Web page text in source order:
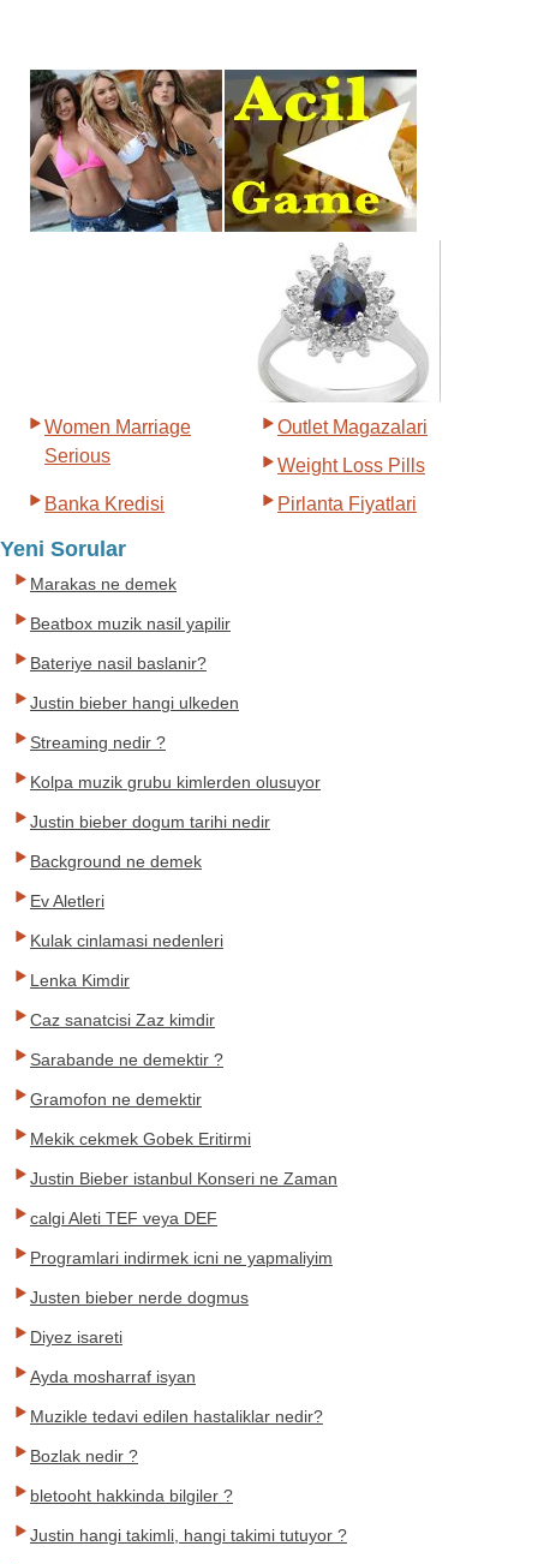
Women Marriage
Serious
Outlet Magazalari
Weight Loss Pills
Banka Kredisi
Pirlanta Fiyatlari
Yeni Sorular
Marakas ne demek
Beatbox muzik nasil yapilir
Bateriye nasil baslanir?
Justin bieber hangi ulkeden
Streaming nedir ?
Kolpa muzik grubu kimlerden olusuyor
Justin bieber dogum tarihi nedir
Background ne demek
Ev Aletleri
Kulak cinlamasi nedenleri
Lenka Kimdir
Caz sanatcisi Zaz kimdir
Sarabande ne demektir ?
Gramofon ne demektir
Mekik cekmek Gobek Eritirmi
Justin Bieber istanbul Konseri ne Zaman
calgi Aleti TEF veya DEF
Programlari indirmek icni ne yapmaliyim
Justen bieber nerde dogmus
Diyez isareti
Ayda mosharraf isyan
Muzikle tedavi edilen hastaliklar nedir?
Bozlak nedir ?
bletooht hakkinda bilgiler ?
Justin hangi takimli, hangi takimi tutuyor ?